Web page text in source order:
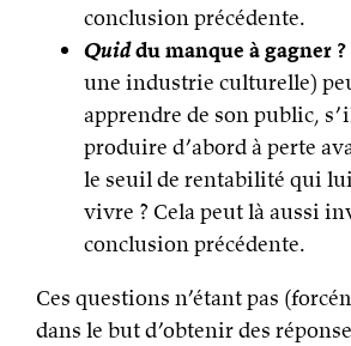
conclusion précédente.
Quiddu manque à gagner ?
une industrie culturelle)
apprendre de son public,
produire d’abord à perte
le seuil de rentabilité qui
vivre ? Cela peut là aussi
conclusion précédente.
Ces questions n’étant pas
dans le but d’obtenir des